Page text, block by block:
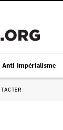
Anti-Impérialisme